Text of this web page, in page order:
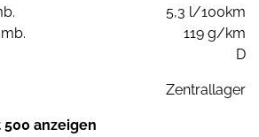
5,3 l/100km
119 g/km
D
Zentrallager
500 anzeigen